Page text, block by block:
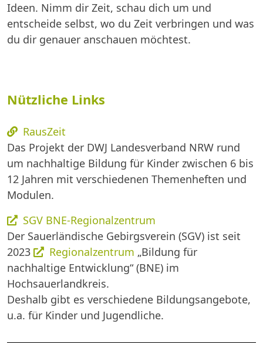
Ideen. Nimm dir Zeit, schau dich um und
entscheide selbst, wo du Zeit verbringen und was
du dir genauer anschauen möchtest.
Nützliche Links
RausZeit
Das Projekt der DWJ Landesverband NRW rund
um nachhaltige Bildung für Kinder zwischen 6 bis
12 Jahren mit verschiedenen Themenheften und
Modulen.
SGV BNE-Regionalzentrum
Der Sauerländische Gebirgsverein (SGV) ist seit
2023
Regionalzentrum „Bildung für
nachhaltige Entwicklung“ (BNE) im
Hochsauerlandkreis.
Deshalb gibt es verschiedene Bildungsangebote,
u.a. für Kinder und Jugendliche.